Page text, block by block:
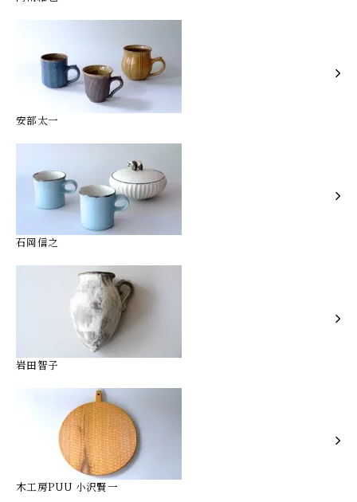
安部太一
石岡信之
岩田智子
木工房PUU 小沢賢一